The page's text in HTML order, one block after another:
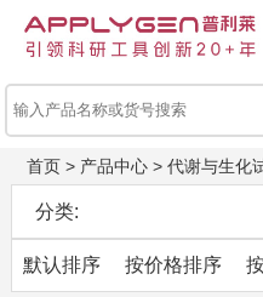
首页> 产品中心> 代谢与生化
分类:
默认排序 按价格排序